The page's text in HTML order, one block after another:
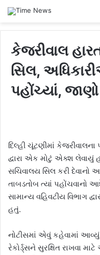
કેજરીવાલ
સિલ,
પહોંચ્યાં,
દિલ્હી ચૂંટણીમાં
દ્વારા એક મોટું એક્શ લેવાયું
સચિવાલય સિલ કરી
તાબડતોબ ત્યાં પહોંચવાનો
સામાન્ય વહિવટીય વિભાગ
હતું.
નોટીસમાં એવું કહેવામાં આવ્યું
રેકોર્ડ્સને સુરક્ષિત રાખવા